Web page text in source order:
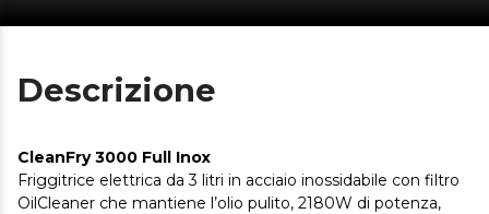
Descrizione
CleanFry 3000 Full Inox
Friggitrice elettrica da 3 litri in acciaio inossidabile con filtro
OilCleaner che mantiene l’olio pulito, 2180W di potenza,